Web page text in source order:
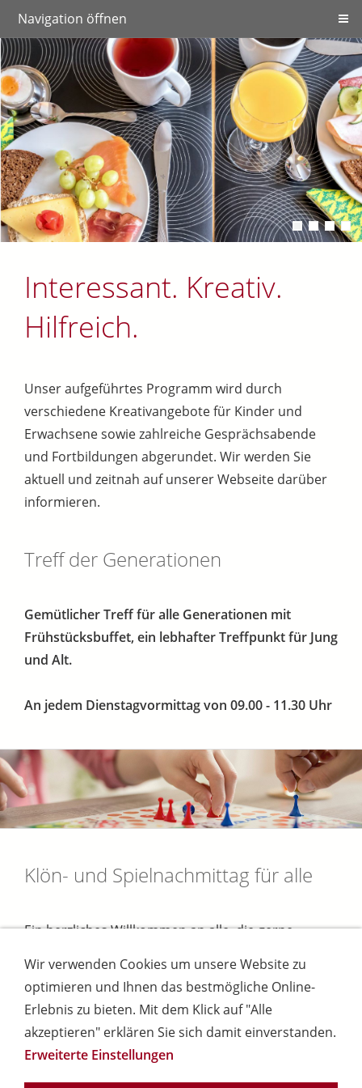
Navigation öffnen
Interessant. Kreativ.
Hilfreich.
Unser aufgeführtes Programm wird durch
verschiedene Kreativangebote für Kinder und
Erwachsene sowie zahlreiche Gesprächsabende
und Fortbildungen abgerundet. Wir werden Sie
aktuell und zeitnah auf unserer Webseite darüber
informieren.
Treff der Generationen
Gemütlicher Treff für alle Generationen mit
Frühstücksbuffet, ein lebhafter Treffpunkt für Jung
und Alt.
An jedem Dienstagvormittag von 09.00 - 11.30 Uhr
Klön- und Spielnachmittag für alle
Ein herzliches Willkommen an alle, die gerne
Öffentlichkeit & Presse
Kontakt
Datenschutzerklärung Impressum
Wir verwenden Cookies um unsere Website zu
optimieren und Ihnen das bestmögliche Online-
Erlebnis zu bieten. Mit dem Klick auf "Alle
akzeptieren" erklären Sie sich damit einverstanden.
Erweiterte Einstellungen